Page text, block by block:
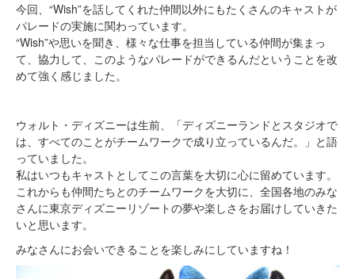
今回、“Wish”を話してくれた仲間以外にもたくさんのキャストが
パレードの実施に関わっています。
“Wish”や思いを聞き、様々な仕事を担当している仲間が集まっ
て、協力して、このようなパレードができるんだということを改
めて強く感じました。
ウォルト・ディズニーは生前、「ディズニーランドとスタジオで
は、すべてのことがチームワークで成り立っているんだ。」と語
っていました。
私はいつもキャストとしてこの言葉を大切に心に留めています。
これからも仲間たちとのチームワークを大切に、全国各地のみな
さんに東京ディズニーリゾートの夢や楽しさをお届けしていきた
いと思います。
みなさんにお会いできることを楽しみにしていますね！